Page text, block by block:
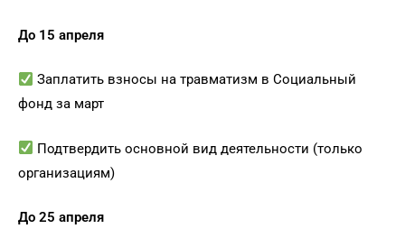
До 15 апреля
Заплатить взносы на травматизм в Социальный
фонд за март
Подтвердить основной вид деятельности (только
организациям)
До 25 апреля